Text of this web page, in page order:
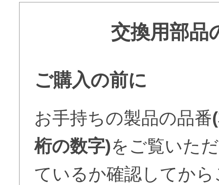
交換用部品
ご購入の前に
お手持ちの製品の品番
桁の数字)をご覧いた
ているか確認してか